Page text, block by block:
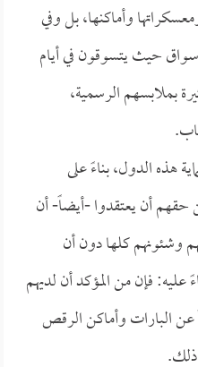
وأماكنها، بل وفي
حيث يتسوقون في أيام
بملابسهم الرسمية،
هذه الدول، بناءً على
حقهم أن يعتقدوا -أيضاً- أن
وشئونهم كلها دون أن
عليه: فإن من المؤكد أن لديهم
البارات وأماكن الرقص
ذلك.